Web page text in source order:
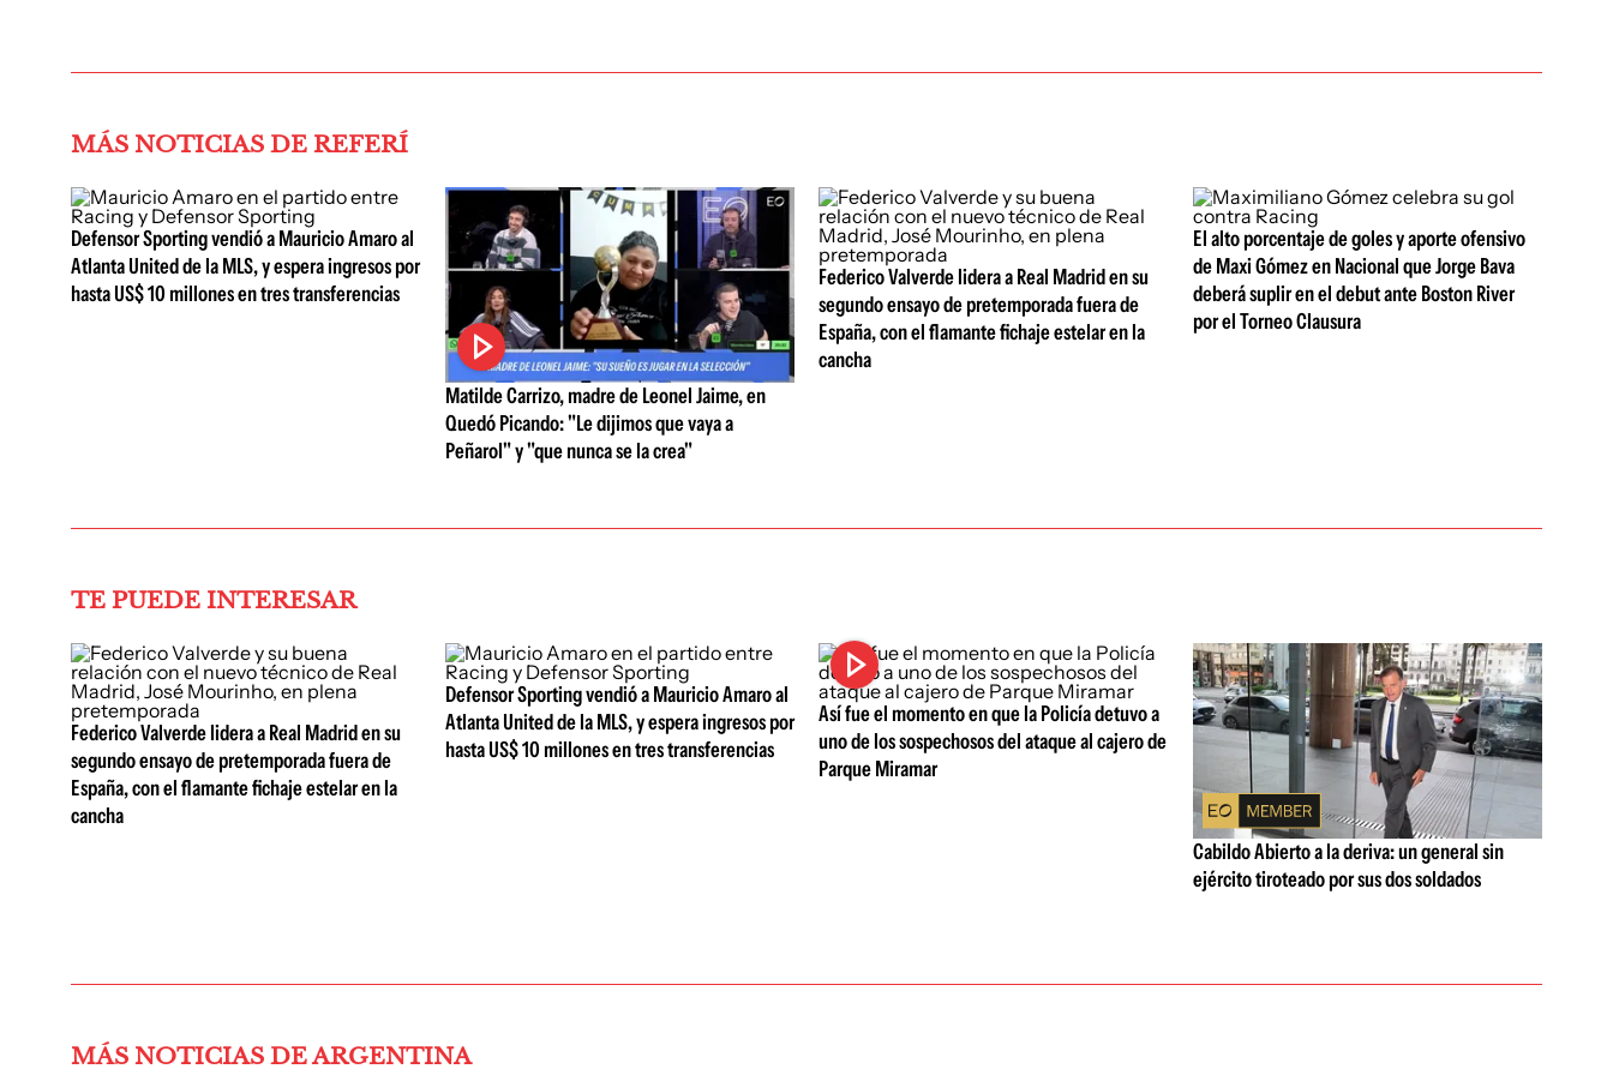
MÁS NOTICIAS DE REFERÍ
Defensor Sporting vendió a Mauricio Amaro al
Atlanta United de la MLS, y espera ingresos por
hasta US$ 10 millones en tres transferencias
Matilde Carrizo, madre de Leonel Jaime, en
Quedó Picando: "Le dijimos que vaya a
Peñarol" y "que nunca se la crea"
Federico Valverde lidera a Real Madrid en su
segundo ensayo de pretemporada fuera de
España, con el flamante fichaje estelar en la
cancha
El alto porcentaje de goles y aporte ofensivo
de Maxi Gómez en Nacional que Jorge Bava
deberá suplir en el debut ante Boston River
por el Torneo Clausura
TE PUEDE INTERESAR
Federico Valverde lidera a Real Madrid en su
segundo ensayo de pretemporada fuera de
España, con el flamante fichaje estelar en la
cancha
Defensor Sporting vendió a Mauricio Amaro al
Atlanta United de la MLS, y espera ingresos por
hasta US$ 10 millones en tres transferencias
Así fue el momento en que la Policía detuvo a
uno de los sospechosos del ataque al cajero de
Parque Miramar
Cabildo Abierto a la deriva: un general sin
ejército tiroteado por sus dos soldados
MÁS NOTICIAS DE ARGENTINA